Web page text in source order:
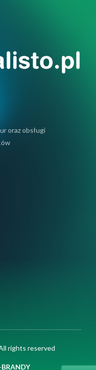
oraz obsługi
rights reserved